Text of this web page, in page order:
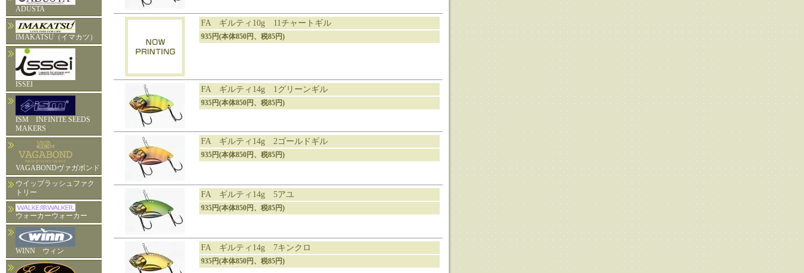
ADUSTA
IMAKATSU（イマカツ）
ISSEI
ISM INFINITE SEEDS
MAKERS
VAGABONDヴァガボンド
ウイップラッシュファク
トリー
ウォーカーウォーカー
WINN ウィン
FA ギルティ10g 11チャートギル
935円(本体850円、税85円)
FA ギルティ14g 1グリーンギル
935円(本体850円、税85円)
FA ギルティ14g 2ゴールドギル
935円(本体850円、税85円)
FA ギルティ14g 5アユ
935円(本体850円、税85円)
FA ギルティ14g 7キンクロ
935円(本体850円、税85円)